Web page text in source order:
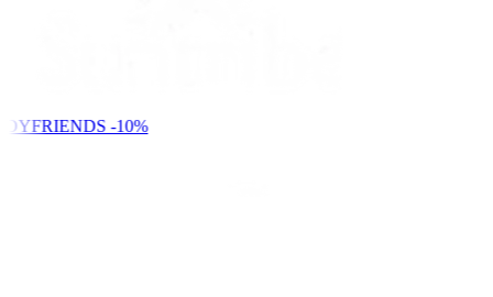
-10%